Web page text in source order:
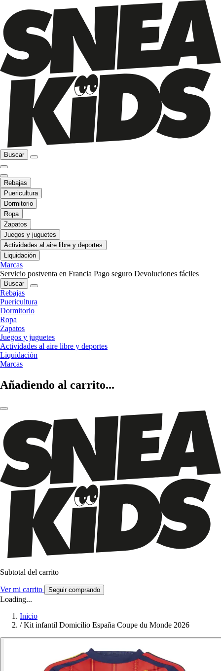
Buscar
Rebajas
Puericultura
Dormitorio
Ropa
Zapatos
Juegos y juguetes
Actividades al aire libre y deportes
Liquidación
Marcas
Servicio postventa en Francia Pago seguro Devoluciones fáciles
Buscar
Rebajas
Puericultura
Dormitorio
Ropa
Zapatos
Juegos y juguetes
Actividades al aire libre y deportes
Liquidación
Marcas
Añadiendo al carrito...
Subtotal del carrito
Ver mi carrito Seguir comprando
Loading...
Inicio
/ Kit infantil Domicilio España Coupe du Monde 2026